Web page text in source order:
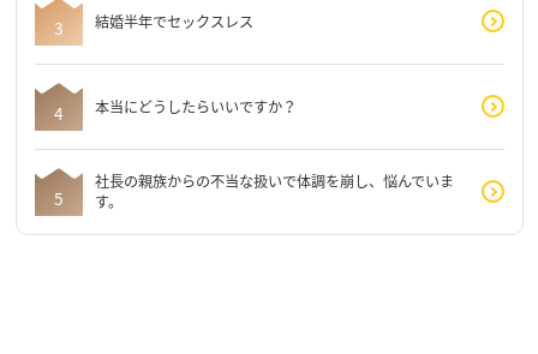
結婚半年でセックスレス
本当にどうしたらいいですか？
社長の親族からの不当な扱いで体調を崩し、悩んでいま
す。